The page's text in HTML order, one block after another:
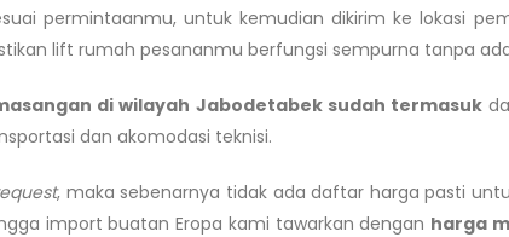
permintaanmu, untuk kemudian dikirim ke lokasi
lift rumah pesananmu berfungsi sempurna tanpa
di wilayah Jabodetabek sudah termasuk
dan akomodasi teknisi.
, maka sebenarnya tidak ada daftar harga pasti
import buatan Eropa kami tawarkan dengan harga